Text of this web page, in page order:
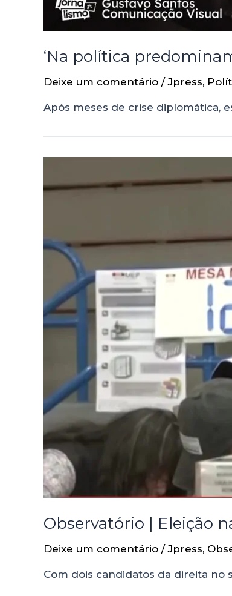
‘Na política
Deixe um comentário /Jpress,
Após meses de crise diplomática,
Observatório | Eleição
Deixe um comentário /Jpress,
Com dois candidatos da direita